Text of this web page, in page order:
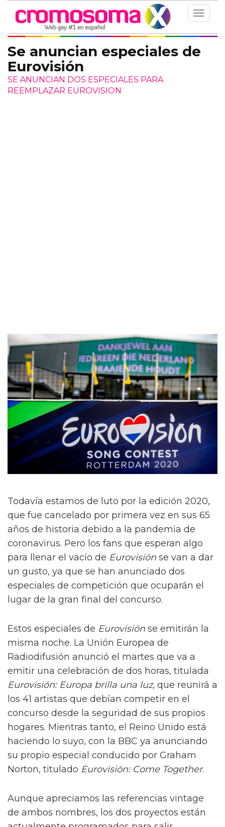
Toggle
Se anuncian especiales de
Eurovisión
SE ANUNCIAN DOS ESPECIALES PARA
REEMPLAZAR EUROVISION
Todavía estamos de luto por la edición 2020,
que fue cancelado por primera vez en sus 65
años de historia debido a la pandemia de
coronavirus. Pero los fans que esperan algo
para llenar el vacío de Eurovisión se van a dar
un gusto, ya que se han anunciado dos
especiales de competición que ocuparán el
lugar de la gran final del concurso.
Estos especiales de Eurovisión se emitirán la
misma noche. La Unión Europea de
Radiodifusión anunció el martes que va a
emitir una celebración de dos horas, titulada
Eurovisión: Europa brilla una luz, que reunirá a
los 41 artistas que debían competir en el
concurso desde la seguridad de sus propios
hogares. Mientras tanto, el Reino Unido está
haciendo lo suyo, con la BBC ya anunciando
su propio especial conducido por Graham
Norton, titulado Eurovisión: Come Together.
Aunque apreciamos las referencias vintage
de ambos nombres, los dos proyectos están